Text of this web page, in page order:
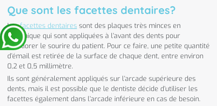
Que sont les facettes dentaires?
Lesfacettes dentaires sont des plaques très minces en
céramique qui sont appliquées à l’avant des dents pour
améliorer le sourire du patient. Pour ce faire, une petite quantité
d’émail est retirée de la surface de chaque dent, entre environ
0,2 et 0,5 millimètre.
Ils sont généralement appliqués sur l’arcade supérieure des
dents, mais il est possible que le dentiste décide d’utiliser les
facettes également dans l’arcade inférieure en cas de besoin.